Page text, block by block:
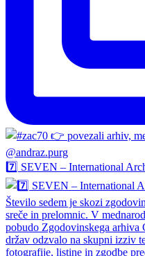
7️⃣ SEVEN – International